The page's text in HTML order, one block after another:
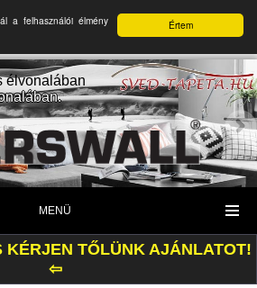
Értem
a felhasználói élmény
MENÜ
TŐLÜNK AJÁNLATOT!
⇦